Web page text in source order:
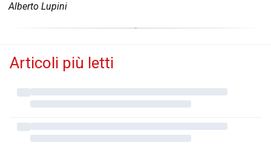
Alberto Lupini
Articoli più letti